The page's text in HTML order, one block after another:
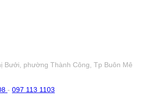
Bưởi, phường Thành Công, Tp Buôn Mê
- 097 113 1103